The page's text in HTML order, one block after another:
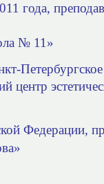
года,
№ 11»